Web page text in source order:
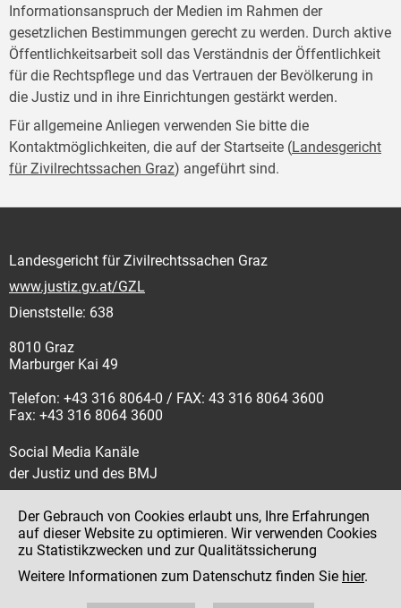
Informationsanspruch der Medien im Rahmen der
gesetzlichen Bestimmungen gerecht zu werden. Durch aktive
Öffentlichkeitsarbeit soll das Verständnis der Öffentlichkeit
für die Rechtspflege und das Vertrauen der Bevölkerung in
die Justiz und in ihre Einrichtungen gestärkt werden.
Für allgemeine Anliegen verwenden Sie bitte die
Kontaktmöglichkeiten, die auf der Startseite (Landesgericht
für Zivilrechtssachen Graz) angeführt sind.
Landesgericht für Zivilrechtssachen Graz
www.justiz.gv.at/GZL
Dienststelle: 638
8010 Graz
Marburger Kai 49
Telefon: +43 316 8064-0 / FAX: 43 316 8064 3600
Fax: +43 316 8064 3600
Social Media Kanäle
der Justiz und des BMJ
Impressum
Datenschutz
Der Gebrauch von Cookies erlaubt uns, Ihre Erfahrungen
auf dieser Website zu optimieren. Wir verwenden Cookies
zu Statistikzwecken und zur Qualitätssicherung
Weitere Informationen zum Datenschutz finden Sie hier.